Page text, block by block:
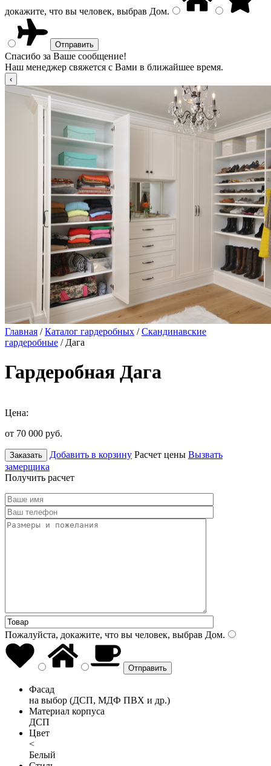
докажите, что вы человек, выбрав Дом.
Спасибо за Ваше сообщение!
Наш менеджер свяжется с Вами в ближайшее время.
Главная /Каталог гардеробных /Скандинавские
гардеробные / Дага
Гардеробная Дага
Цена:
от 70 000 руб.
Заказать Добавить в корзину Расчет цены Вызвать
замерщика
Получить расчет
Пожалуйста, докажите, что вы человек, выбрав Дом.
Фасад
на выбор (ДСП, МДФ ПВХ и др.)
Материал корпуса
ДСП
Цвет
<
Белый